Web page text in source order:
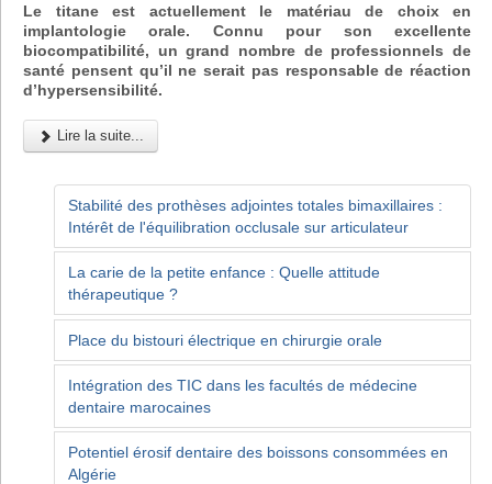
Le titane est actuellement le matériau de choix en
implantologie orale. Connu pour son excellente
biocompatibilité, un grand nombre de professionnels de
santé pensent qu’il ne serait pas responsable de réaction
d’hypersensibilité.
Lire la suite...
Stabilité des prothèses adjointes totales bimaxillaires :
Intérêt de l'équilibration occlusale sur articulateur
La carie de la petite enfance : Quelle attitude
thérapeutique ?
Place du bistouri électrique en chirurgie orale
Intégration des TIC dans les facultés de médecine
dentaire marocaines
Potentiel érosif dentaire des boissons consommées en
Algérie